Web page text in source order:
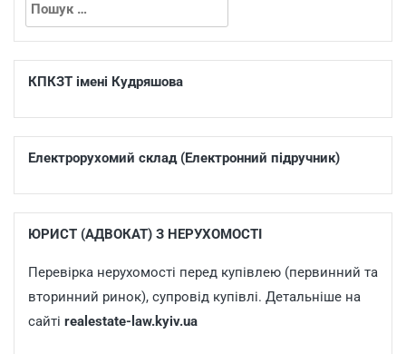
КПКЗТ імені Кудряшова
Електрорухомий склад (Електронний підручник)
ЮРИСТ (АДВОКАТ) З НЕРУХОМОСТІ
Перевірка нерухомості перед купівлею (первинний та
вторинний ринок), супровід купівлі. Детальніше на
сайті realestate-law.kyiv.ua